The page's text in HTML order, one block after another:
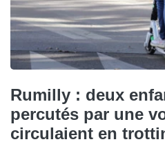
Rumilly : deux
percutés par une
circulaient en